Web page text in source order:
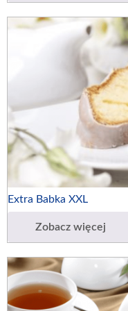
Extra Babka XXL
Zobacz więcej